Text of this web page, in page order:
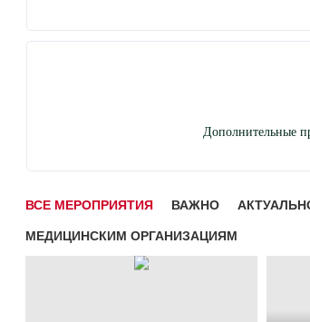
Дополнительные
ВСЕ МЕРОПРИЯТИЯ ВАЖНО
МЕДИЦИНСКИМ ОРГАНИЗАЦИЯМ